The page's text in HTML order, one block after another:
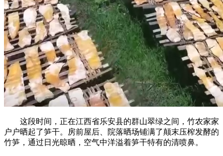
这段时间，正在江西省乐安县的群山翠绿之间，竹农家家
户户晒起了笋干。房前屋后、院落晒场铺满了颠末压榨发酵的
竹笋，通过日光晾晒，空气中洋溢着笋干特有的清喷鼻。